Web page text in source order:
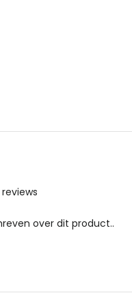
over dit product..